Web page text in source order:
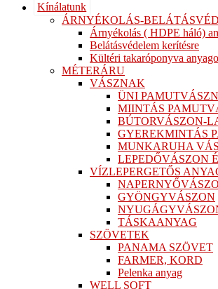
Kínálatunk
ÁRNYÉKOLÁS-
Árnyékolás ( HDPE háló)
Belátásvédelem kerítésre
Kültéri takaróponyva
MÉTERÁRU
VÁSZNAK
ÜNI
MIINTÁS
BÚTORVÁSZON-
GYEREKMINTÁS
MUNKARUHA
LEPEDŐVÁSZON
VÍZLEPERGETŐS
GYÖNGYVÁSZON
TÁSKAANYAG
SZÖVETEK
PANAMA SZÖVET
FARMER, KORD
Pelenka anyag
WELL SOFT